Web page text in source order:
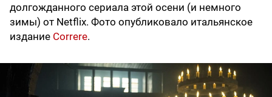
долгожданного сериала этой осени (и немного
зимы) от Netflix. Фото опубликовало итальянское
издание Correre.